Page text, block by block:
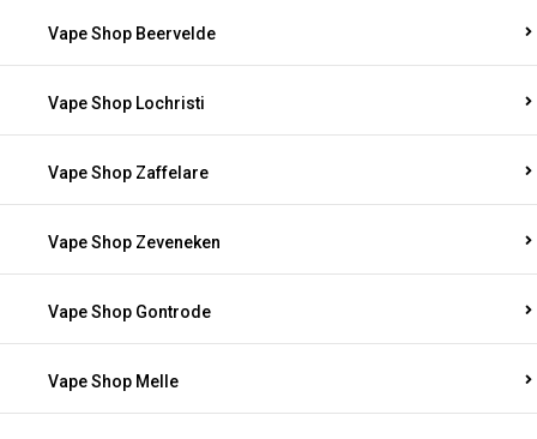
Vape Shop Beervelde
Vape Shop Lochristi
Vape Shop Zaffelare
Vape Shop Zeveneken
Vape Shop Gontrode
Vape Shop Melle